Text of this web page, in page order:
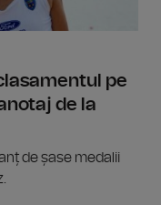
pe
de la
de șase medalii